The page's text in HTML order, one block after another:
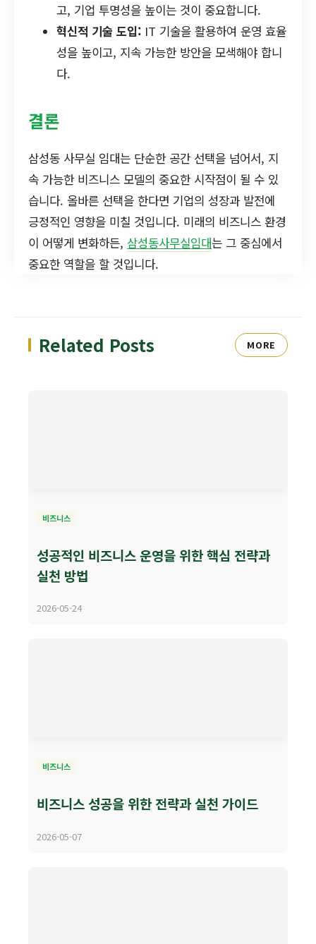
고, 기업 투명성을 높이는 것이 중요합니다.
혁신적 기술 도입: IT 기술을 활용하여 운영 효율
성을 높이고, 지속 가능한 방안을 모색해야 합니
다.
결론
삼성동 사무실 임대는 단순한 공간 선택을 넘어서, 지
속 가능한 비즈니스 모델의 중요한 시작점이 될 수 있
습니다. 올바른 선택을 한다면 기업의 성장과 발전에
긍정적인 영향을 미칠 것입니다. 미래의 비즈니스 환경
이 어떻게 변화하든, 삼성동사무실임대는 그 중심에서
중요한 역할을 할 것입니다.
Related Posts MORE
비즈니스
성공적인 비즈니스 운영을 위한 핵심 전략과
실천 방법
2026-05-24
비즈니스
비즈니스 성공을 위한 전략과 실천 가이드
2026-05-07